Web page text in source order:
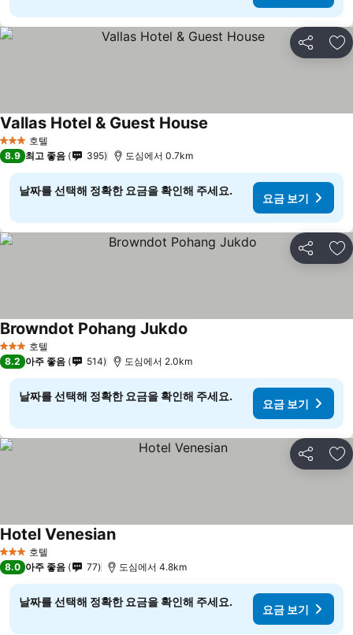
공유 즐
3 성급 호텔
Vallas Hotel & Guest House
8.9 최고 좋음 395 도심에서 0.7km
날짜를 선택해 정확한 요금을 확인해 주세요.
요금 보기
공유 즐
3 성급 호텔
Browndot Pohang Jukdo
8.2 아주 좋음 514 도심에서 2.0km
날짜를 선택해 정확한 요금을 확인해 주세요.
요금 보기
공유 즐
3 성급 호텔
Hotel Venesian
8.0 아주 좋음 77 도심에서 4.8km
날짜를 선택해 정확한 요금을 확인해 주세요.
요금 보기